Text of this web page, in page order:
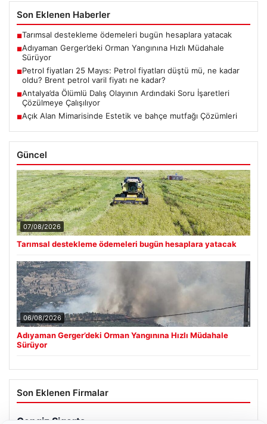
Son Eklenen Haberler
■Tarımsal destekleme ödemeleri bugün hesaplara yatacak
■Adıyaman Gerger’deki Orman Yangınına Hızlı Müdahale
Sürüyor
■Petrol fiyatları 25 Mayıs: Petrol fiyatları düştü mü, ne kadar
oldu? Brent petrol varil fiyatı ne kadar?
■Antalya’da Ölümlü Dalış Olayının Ardındaki Soru İşaretleri
Çözülmeye Çalışılıyor
■Açık Alan Mimarisinde Estetik ve bahçe mutfağı Çözümleri
Güncel
07/08/2026
Tarımsal destekleme ödemeleri bugün hesaplara yatacak
06/08/2026
Adıyaman Gerger’deki Orman Yangınına Hızlı Müdahale
Sürüyor
Son Eklenen Firmalar